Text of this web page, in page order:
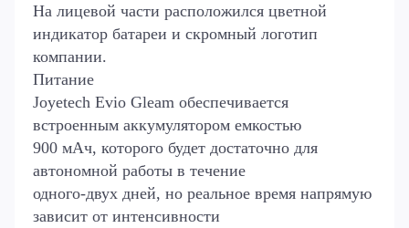
На лицевой части расположился цветной
индикатор батареи и скромный логотип
компании.
Питание
Joyetech Evio Gleam обеспечивается
встроенным аккумулятором емкостью
900 мАч, которого будет достаточно для
автономной работы в течение
одного-двух дней, но реальное время напрямую
зависит от интенсивности